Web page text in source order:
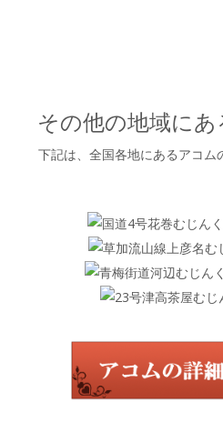
その他の地域に
下記は、全国各地にあるアコム